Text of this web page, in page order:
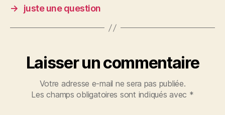
o
k
→
juste une question
Laisser un commentaire
Votre adresse e-mail ne sera pas publiée.
Les champs obligatoires sont indiqués avec *